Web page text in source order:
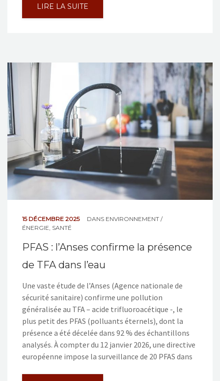
LIRE LA SUITE
15 DÉCEMBRE 2025 DANS ENVIRONNEMENT /
ÉNERGIE, SANTÉ
PFAS : l’Anses confirme la présence
de TFA dans l’eau
Une vaste étude de l’Anses (Agence nationale de
sécurité sanitaire) confirme une pollution
généralisée au TFA – acide trifluoroacétique -, le
plus petit des PFAS (polluants éternels), dont la
présence a été décelée dans 92 % des échantillons
analysés. À compter du 12 janvier 2026, une directive
européenne impose la surveillance de 20 PFAS dans